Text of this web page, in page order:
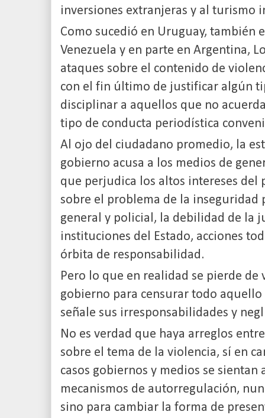
inversiones extranjeras y al turismo
Como sucedió en Uruguay, también
Venezuela y en parte en Argentina,
ataques sobre el contenido de
con el fin último de justificar algún
disciplinar a aquellos que no
tipo de conducta periodística
Al ojo del ciudadano promedio, la
gobierno acusa a los medios de
que perjudica los altos intereses del
sobre el problema de la inseguridad
general y policial, la debilidad de la
instituciones del Estado, acciones
órbita de responsabilidad.
Pero lo que en realidad se pierde
gobierno para censurar todo
señale sus irresponsabilidades y
No es verdad que haya arreglos
sobre el tema de la violencia, sí en
casos gobiernos y medios se sientan
mecanismos de autorregulación,
sino para cambiar la forma de